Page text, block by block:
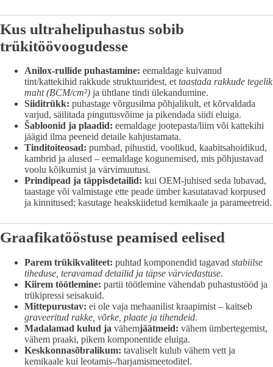
Kus ultrahelipuhastus sobib
trükitöövoogudesse
Anilox-rullide puhastamine: eemaldage kuivanud
tint/kattekihid rakkude struktuuridest, et taastada rakkude tegelik
maht (BCM/cm²) ja ühtlane tindi ülekandumine.
Siiditrükk: puhastage võrgusilma põhjalikult, et kõrvaldada
varjud, säilitada pingutusvõime ja pikendada siidi eluiga.
Šabloonid ja plaadid: eemaldage jootepasta/liim või kattekihi
jäägid ilma peeneid detaile kahjustamata.
Tinditoiteosad: pumbad, pihustid, voolikud, kaabitsahoidikud,
kambrid ja alused – eemaldage kogunemised, mis põhjustavad
voolu kõikumist ja värvimuutusi.
Prindipead ja täppisdetailid: kui OEM-juhised seda lubavad,
taastage või valmistage ette peade ümber kasutatavad korpused
ja kinnitused; kasutage heakskiidetud kemikaale ja parameetreid.
Graafikatööstuse peamised eelised
Parem trükikvaliteet: puhtad komponendid tagavad stabiilse
tiheduse, teravamad detailid ja täpse värviedastuse.
Kiirem töötlemine: partii töötlemine vähendab puhastustööd ja
trükipressi seisakuid.
Mittepurustav: ei ole vaja mehaanilist kraapimist – kaitseb
graveeritud rakke, võrke, plaate ja tihendeid.
Madalamad kulud ja vähemjäätmeid: vähem ümbertegemist,
vähem praaki, pikem komponentide eluiga.
Keskkonnasõbralikum: tavaliselt kulub vähem vett ja
kemikaale kui leotamis-/harjamismeetoditel.